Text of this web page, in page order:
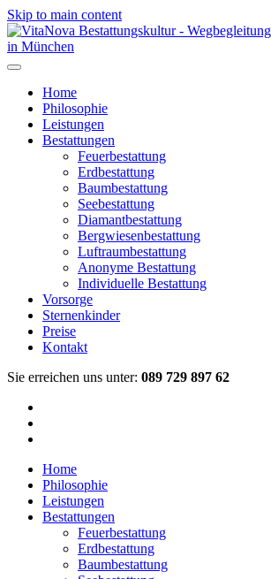
Skip to main content
Home
Philosophie
Leistungen
Bestattungen
Feuerbestattung
Erdbestattung
Baumbestattung
Seebestattung
Diamantbestattung
Bergwiesenbestattung
Luftraumbestattung
Anonyme Bestattung
Individuelle Bestattung
Vorsorge
Sternenkinder
Preise
Kontakt
Sie erreichen uns unter: 089 729 897 62
Home
Philosophie
Leistungen
Bestattungen
Feuerbestattung
Erdbestattung
Baumbestattung